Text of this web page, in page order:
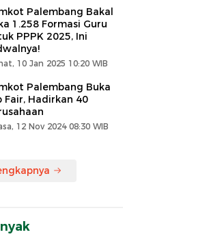
Palembang Bakal
1.258 Formasi Guru
PPPK 2025, Ini
10 Jan 2025 10:20 WIB
Palembang Buka
Fair, Hadirkan 40
12 Nov 2024 08:30 WIB